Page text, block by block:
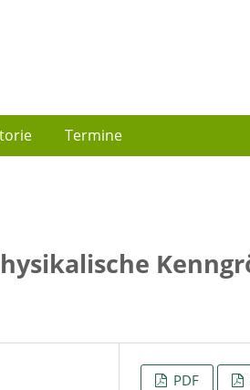
Termine
PDF